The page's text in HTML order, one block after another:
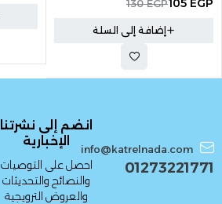
130EGP105 EGP
إضافة إلى السلة
انضم إلى نشرتنا
الإخبارية
احصل على التوصيات
والنصائح والتحديثات
والعروض الترويجية
info@katrelnada.com
01273221771